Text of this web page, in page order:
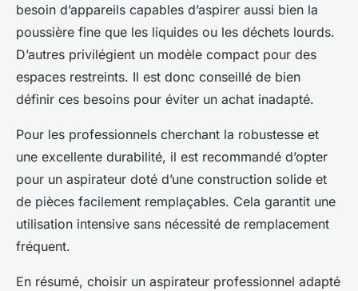
besoin d’appareils capables d’aspirer aussi bien la
poussière fine que les liquides ou les déchets lourds.
D’autres privilégient un modèle compact pour des
espaces restreints. Il est donc conseillé de bien
définir ces besoins pour éviter un achat inadapté.
Pour les professionnels cherchant la robustesse et
une excellente durabilité, il est recommandé d’opter
pour un aspirateur doté d’une construction solide et
de pièces facilement remplaçables. Cela garantit une
utilisation intensive sans nécessité de remplacement
fréquent.
En résumé, choisir un aspirateur professionnel adapté